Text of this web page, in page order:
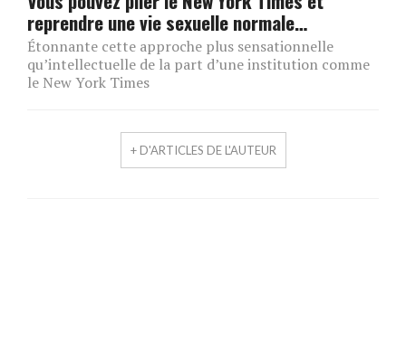
reprendre une vie sexuelle normale…
Étonnante cette approche plus sensationnelle
qu’intellectuelle de la part d’une institution comme
le New York Times
+ D'ARTICLES DE L'AUTEUR